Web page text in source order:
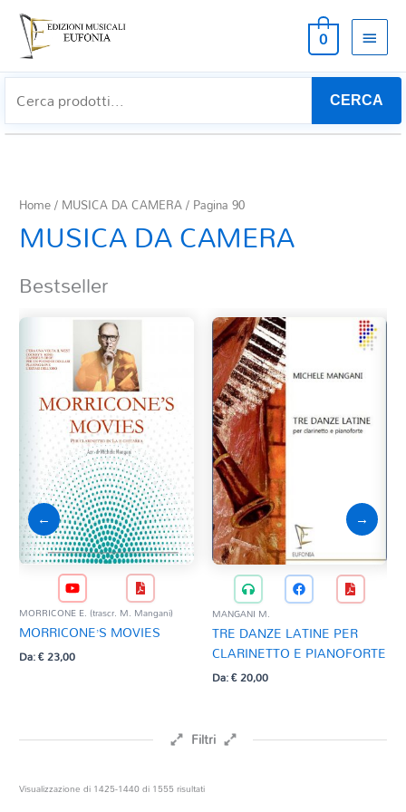
0
CERCA
Home/ MUSICA DA CAMERA/ Pagina 90
MUSICA DA CAMERA
Bestseller
←
MORRICONE E. (trascr. M. Mangani)
MORRICONE’S MOVIES
Da:€23,00
MANGANI M.
TRE DANZE LATINE PER
CLARINETTO E PIANOFORTE
Da:€20,00
→
Filtri
Visualizzazione di 1425-1440 di 1555 risultatiOrdina
in